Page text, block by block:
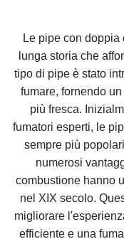
Le pipe con
lunga storia che
tipo di pipe è stato
fumare, fornendo
più fresca.
fumatori esperti, le
sempre più
numerosi
combustione hanno
nel XIX secolo.
migliorare
efficiente e una